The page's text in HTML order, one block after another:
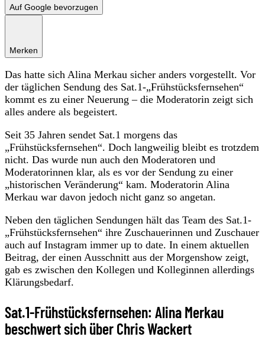
Auf Google bevorzugen
Merken
Das hatte sich Alina Merkau sicher anders vorgestellt. Vor
der täglichen Sendung des Sat.1-„Frühstücksfernsehen“
kommt es zu einer Neuerung – die Moderatorin zeigt sich
alles andere als begeistert.
Seit 35 Jahren sendet Sat.1 morgens das
„Frühstücksfernsehen“. Doch langweilig bleibt es trotzdem
nicht. Das wurde nun auch den Moderatoren und
Moderatorinnen klar, als es vor der Sendung zu einer
„historischen Veränderung“ kam. Moderatorin Alina
Merkau war davon jedoch nicht ganz so angetan.
Neben den täglichen Sendungen hält das Team des Sat.1-
„Frühstücksfernsehen“ ihre Zuschauerinnen und Zuschauer
auch auf Instagram immer up to date. In einem aktuellen
Beitrag, der einen Ausschnitt aus der Morgenshow zeigt,
gab es zwischen den Kollegen und Kolleginnen allerdings
Klärungsbedarf.
Sat.1-Frühstücksfernsehen: Alina Merkau
beschwert sich über Chris Wackert